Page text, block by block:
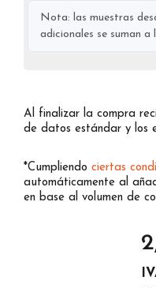
Nota: las muestras
adicionales se suman
Al finalizar la compra
de datos estándar y los
*Cumpliendo ciertas
automáticamente al
en base al volumen de